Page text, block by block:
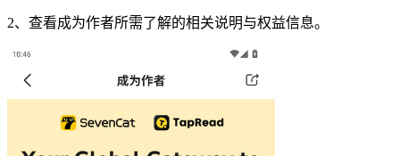
2、查看成为作者所需了解的相关说明与权益信息。